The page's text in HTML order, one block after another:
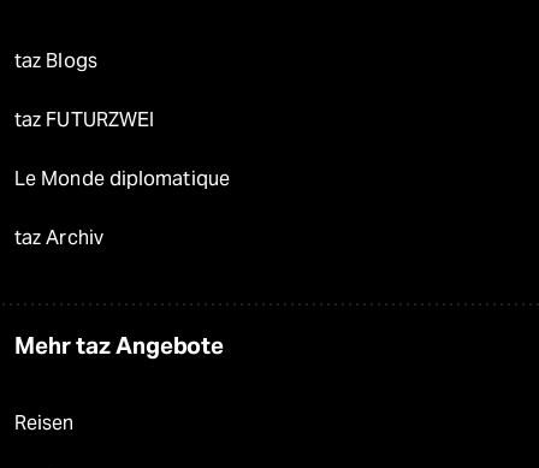
taz Blogs
taz FUTURZWEI
Le Monde diplomatique
taz Archiv
Mehr taz Angebote
Reisen